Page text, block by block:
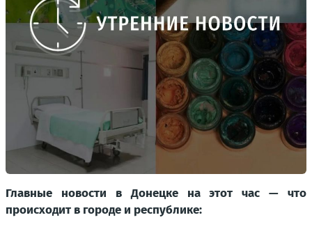
Главные новости в Донецке на этот час — что
происходит в городе и республике: